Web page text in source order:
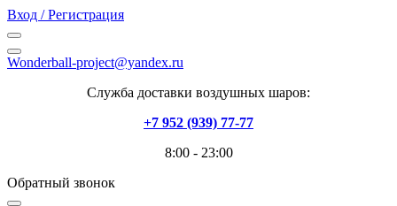
Вход / Регистрация
Wonderball-project@yandex.ru
Служба доставки воздушных шаров:
+7 952 (939) 77-77
8:00 - 23:00
Обратный звонок